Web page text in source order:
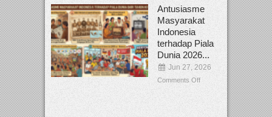
Antusiasme
Masyarakat
Indonesia
terhadap Piala
Dunia 2026...
Jun 27, 2026
Comments Off